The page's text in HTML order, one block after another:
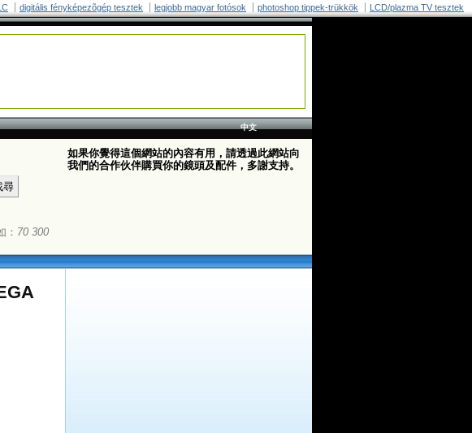
digitális fényképezõgép tesztek legjobb magyar fotósok photoshop tippek-trükkök LCD/plazma TV tesztek
中文
： 70 300
如果你覺得這個網站的內容有用，請透過此網站向
我們的合作伙伴購買你的鏡頭及配件，多謝支持。